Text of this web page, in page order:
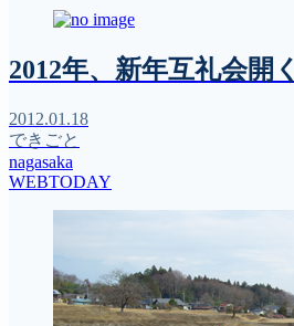
2012年、新年互礼会開く
2012.01.18
できごと
nagasaka
WEBTODAY